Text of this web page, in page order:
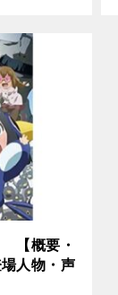
【概要・
人物・声